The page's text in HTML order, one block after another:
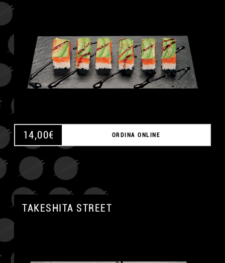
14,00€ ORDINA ONLINE
TAKESHITA STREET